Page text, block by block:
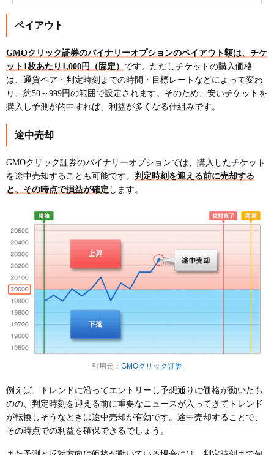
ペイアウト
GMOクリック証券のバイナリーオプションのペイアウト額は、チケ
ット1枚あたり1,000円（固定） です。ただしチケットの購入価格
は、通貨ペア・判定時刻までの時間・目標レートなどによって変わ
り、約50～999円の範囲で設定されます。そのため、安いチケットを
購入し予測が的中すれば、利益が多くなる仕組みです。
途中売却
GMOクリック証券のバイナリーオプションでは、購入したチケット
を途中売却することも可能です。 判定時刻を迎える前に売却する
と、その時点で損益が確定 します。
引用元： GMOクリック証券
例えば、トレンドに沿ってエントリーし予想通りに価格が動いたも
のの、判定時刻を迎える前に重要なニュースが入ってきてトレンド
が転換しそうなときは途中売却が有効です。途中売却することで、
その時点での利益を確保できるでしょう。